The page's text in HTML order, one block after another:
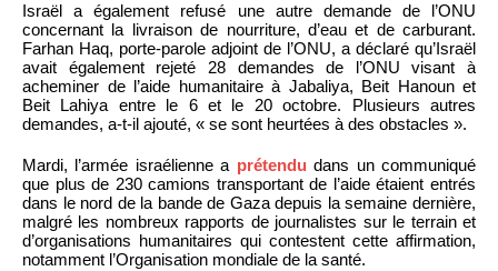
Israël a également refusé une autre demande de l’ONU
concernant la livraison de nourriture, d’eau et de carburant.
Farhan Haq, porte-parole adjoint de l’ONU, a déclaré qu’Israël
avait également rejeté 28 demandes de l’ONU visant à
acheminer de l’aide humanitaire à Jabaliya, Beit Hanoun et
Beit Lahiya entre le 6 et le 20 octobre. Plusieurs autres
demandes, a-t-il ajouté, « se sont heurtées à des obstacles ».
Mardi, l’armée israélienne a prétendu dans un communiqué
que plus de 230 camions transportant de l’aide étaient entrés
dans le nord de la bande de Gaza depuis la semaine dernière,
malgré les nombreux rapports de journalistes sur le terrain et
d’organisations humanitaires qui contestent cette affirmation,
notamment l’Organisation mondiale de la santé.